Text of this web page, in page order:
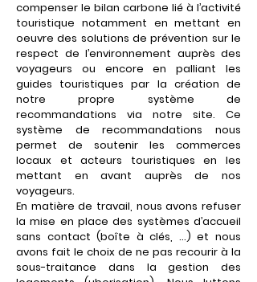
compenser le bilan carbone lié à l’activité
touristique notamment en mettant en
oeuvre des solutions de prévention sur le
respect de l’environnement auprès des
voyageurs ou encore en palliant les
guides touristiques par la création de
notre propre système de
recommandations via notre site. Ce
système de recommandations nous
permet de soutenir les commerces
locaux et acteurs touristiques en les
mettant en avant auprès de nos
voyageurs.
En matière de travail, nous avons refuser
la mise en place des systèmes d’accueil
sans contact (boîte à clés, …) et nous
avons fait le choix de ne pas recourir à la
sous-traitance dans la gestion des